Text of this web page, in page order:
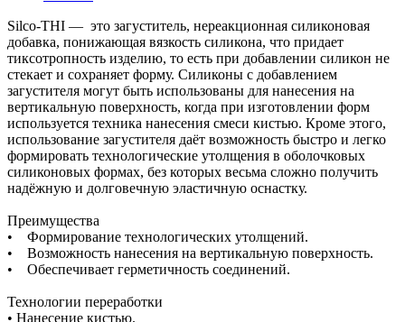
Silco-THI — это загуститель, нереакционная силиконовая
добавка, понижающая вязкость силикона, что придает
тиксотропность изделию, то есть при добавлении силикон не
стекает и сохраняет форму. Силиконы с добавлением
загустителя могут быть использованы для нанесения на
вертикальную поверхность, когда при изготовлении форм
используется техника нанесения смеси кистью. Кроме этого,
использование загустителя даёт возможность быстро и легко
формировать технологические утолщения в оболочковых
силиконовых формах, без которых весьма сложно получить
надёжную и долговечную эластичную оснастку.
Преимущества
• Формирование технологических утолщений.
• Возможность нанесения на вертикальную поверхность.
• Обеспечивает герметичность соединений.
Технологии переработки
• Нанесение кистью.